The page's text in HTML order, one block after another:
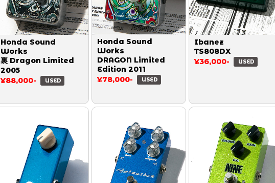
Honda Sound
Works
裏 Dragon Limited
2005
¥88,000-
USED
Honda Sound
Works
DRAGON Limited
Edition 2011
¥78,000-
USED
Ibanez
TS808DX
¥36,000-
USED